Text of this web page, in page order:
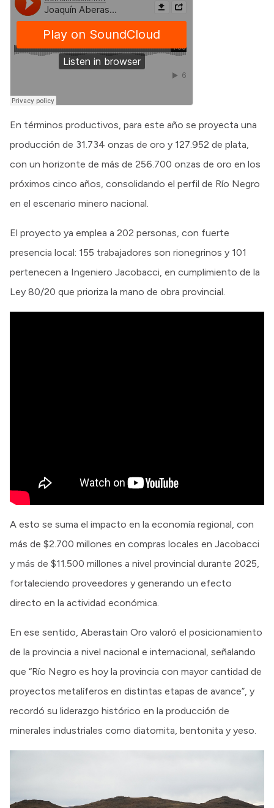
En términos productivos, para este año se proyecta una
producción de 31.734 onzas de oro y 127.952 de plata,
con un horizonte de más de 256.700 onzas de oro en los
próximos cinco años, consolidando el perfil de Río Negro
en el escenario minero nacional.
El proyecto ya emplea a 202 personas, con fuerte
presencia local: 155 trabajadores son rionegrinos y 101
pertenecen a Ingeniero Jacobacci, en cumplimiento de la
Ley 80/20 que prioriza la mano de obra provincial.
A esto se suma el impacto en la economía regional, con
más de $2.700 millones en compras locales en Jacobacci
y más de $11.500 millones a nivel provincial durante 2025,
fortaleciendo proveedores y generando un efecto
directo en la actividad económica.
En ese sentido, Aberastain Oro valoró el posicionamiento
de la provincia a nivel nacional e internacional, señalando
que “Río Negro es hoy la provincia con mayor cantidad de
proyectos metalíferos en distintas etapas de avance”, y
recordó su liderazgo histórico en la producción de
minerales industriales como diatomita, bentonita y yeso.